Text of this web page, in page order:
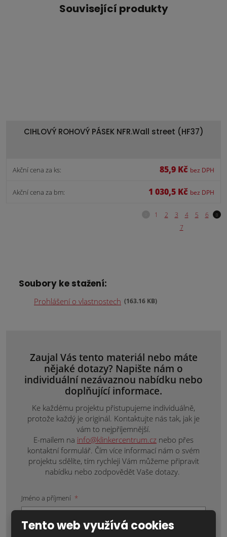
Související produkty
CIHLOVÝ ROHOVÝ PÁSEK NFR.Wall street (HF37)
Akční cena za ks: 85,9 Kč bez DPH
Akční cena za bm: 1 030,5 Kč bez DPH
Soubory ke stažení:
Prohlášení o vlastnostech 163.16 KB
Zaujal Vás tento materiál nebo máte
nějaké dotazy? Napište nám o
individuální nezávaznou nabídku nebo
doplňující informace.
Ke každému projektu přistupujeme individuálně,
protože každý je originál. Kontaktujte nás tak, jak je
vám to nejpříjemnější.
E-mailem na info@klinkercentrum.cz nebo přes
kontaktní formulář. Čím více informací nám o svém
projektu sdělíte, tím rychleji Vám můžeme připravit
nabídku nebo zodpovědět Vaše dotazy.
Jméno a příjmení *
Tento web využívá cookies